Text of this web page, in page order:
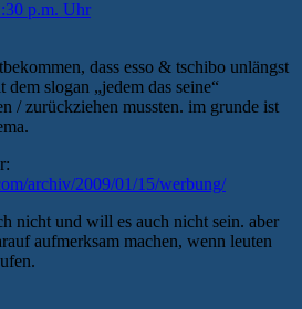
p.m. Uhr
dass esso & tschibo unlängst
slogan „jedem das seine“
/ zurückziehen mussten. im grunde ist
archiv/2009/01/15/werbung/
nicht und will es auch nicht sein. aber
aufmerksam machen, wenn leuten